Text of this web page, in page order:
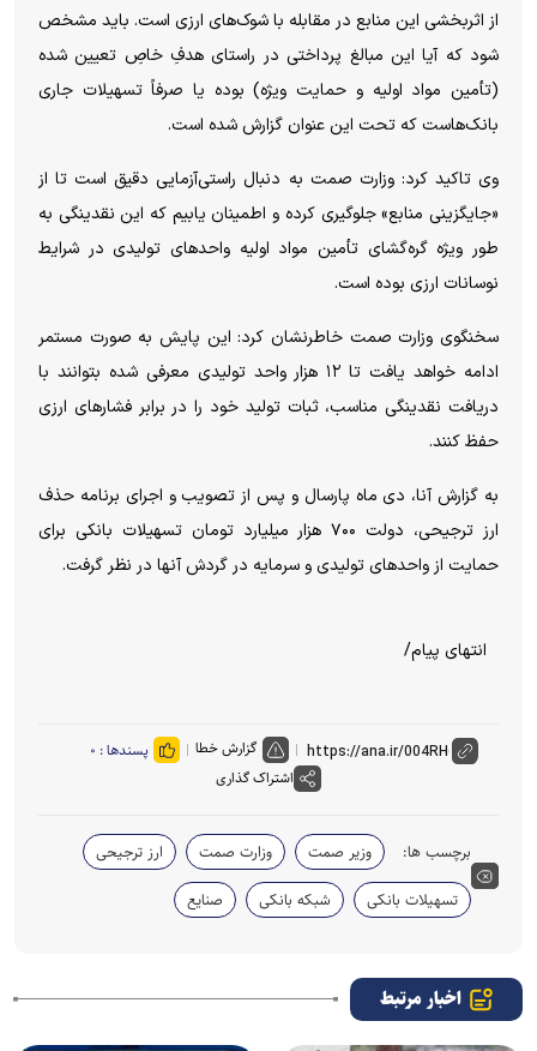
از اثربخشی این منابع در مقابله با شوک‌های ارزی است. باید مشخص
شود که آیا این مبالغ پرداختی در راستای هدفِ خاصِ تعیین شده
(تأمین مواد اولیه و حمایت ویژه) بوده یا صرفاً تسهیلات جاری
بانک‌هاست که تحت این عنوان گزارش شده است.
وی تاکید کرد: وزارت صمت به دنبال راستی‌آزمایی دقیق است تا از
«جایگزینی منابع» جلوگیری کرده و اطمینان یابیم که این نقدینگی به
طور ویژه گره‌گشای تأمین مواد اولیه واحد‌های تولیدی در شرایط
نوسانات ارزی بوده است.
سخنگوی وزارت صمت خاطرنشان کرد: این پایش به صورت مستمر
ادامه خواهد یافت تا ۱۲ هزار واحد تولیدی معرفی شده بتوانند با
دریافت نقدینگی مناسب، ثبات تولید خود را در برابر فشار‌های ارزی
حفظ کنند.
به گزارش آنا، دی ماه پارسال و پس از تصویب و اجرای برنامه حذف
ارز ترجیحی، دولت ۷۰۰ هزار میلیارد تومان تسهیلات بانکی برای
حمایت از واحد‌های تولیدی و سرمایه در گردش آنها در نظر گرفت.
انتهای پیام/
گزارش خطا پسندها : ۰
اشتراک گذاری
برچسب ها: وزیر صمت وزارت صمت
ارز ترجیحی
تسهیلات بانکی
شبکه بانکی صنایع
اخبار مرتبط